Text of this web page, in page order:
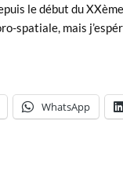
le début du
spatiale, mais
WhatsApp